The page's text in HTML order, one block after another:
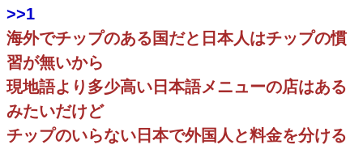
>>1
海外でチップのある国だと日本人はチップの慣
習が無いから
現地語より多少高い日本語メニューの店はある
みたいだけど
チップのいらない日本で外国人と料金を分ける